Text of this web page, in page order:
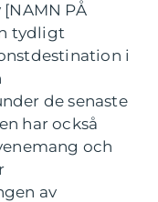
PÅ
tydligt
i
de senaste
har också
och
av